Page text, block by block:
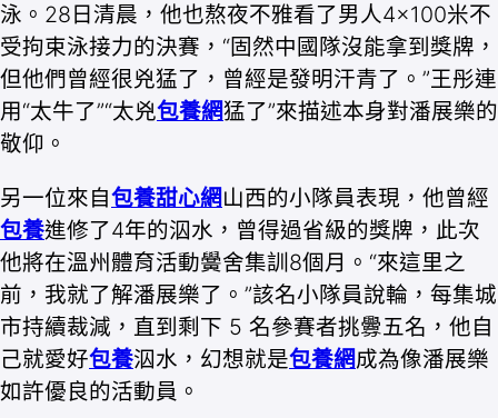
泳。28日清晨，他也熬夜不雅看了男人4×100米不
受拘束泳接力的決賽，“固然中國隊沒能拿到獎牌，
但他們曾經很兇猛了，曾經是發明汗青了。”王彤連
用“太牛了”“太兇包養網猛了”來描述本身對潘展樂的
敬仰。
另一位來自包養甜心網 山西的小隊員表現，他曾經
包養進修了4年的泅水，曾得過省級的獎牌，此次
他將在溫州體育活動黌舍集訓8個月。“來這里之
前，我就了解潘展樂了。”該名小隊員說輪，每集城
市持續裁減，直到剩下 5 名參賽者挑釁五名，他自
己就愛好包養泅水，幻想就是包養網成為像潘展樂
如許優良的活動員。